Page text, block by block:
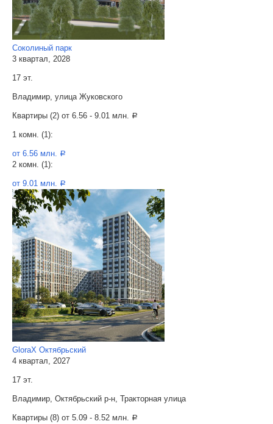
Соколиный парк
3 квартал, 2028
17 эт.
Владимир, улица Жуковского
Квартиры (2) от 6.56 - 9.01 млн. a
1 комн. (1):
от 6.56 млн. a
2 комн. (1):
от 9.01 млн. a
GloraX Октябрьский
4 квартал, 2027
17 эт.
Владимир, Октябрьский р-н, Тракторная улица
Квартиры (8) от 5.09 - 8.52 млн. a